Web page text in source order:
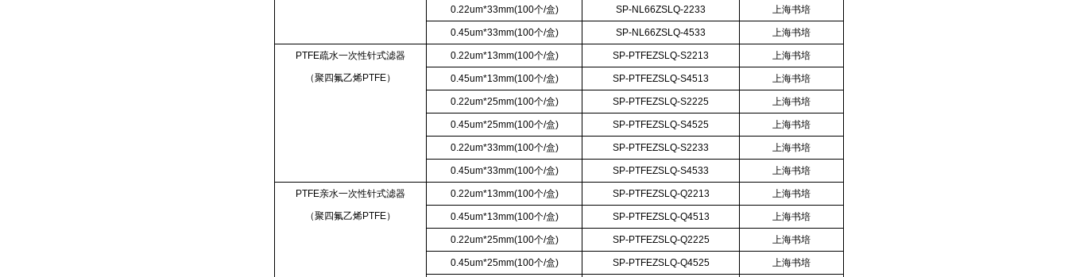
0.22um*33mm(100个/盒) SP-NL66ZSLQ-2233 上海书培
0.45um*33mm(100个/盒) SP-NL66ZSLQ-4533 上海书培
PTFE疏水一次性针式滤器
（聚四氟乙烯PTFE）
0.22um*13mm(100个/盒) SP-PTFEZSLQ-S2213 上海书培
0.45um*13mm(100个/盒) SP-PTFEZSLQ-S4513 上海书培
0.22um*25mm(100个/盒) SP-PTFEZSLQ-S2225 上海书培
0.45um*25mm(100个/盒) SP-PTFEZSLQ-S4525 上海书培
0.22um*33mm(100个/盒) SP-PTFEZSLQ-S2233 上海书培
0.45um*33mm(100个/盒) SP-PTFEZSLQ-S4533 上海书培
PTFE亲水一次性针式滤器
（聚四氟乙烯PTFE）
0.22um*13mm(100个/盒) SP-PTFEZSLQ-Q2213 上海书培
0.45um*13mm(100个/盒) SP-PTFEZSLQ-Q4513 上海书培
0.22um*25mm(100个/盒) SP-PTFEZSLQ-Q2225 上海书培
0.45um*25mm(100个/盒) SP-PTFEZSLQ-Q4525 上海书培